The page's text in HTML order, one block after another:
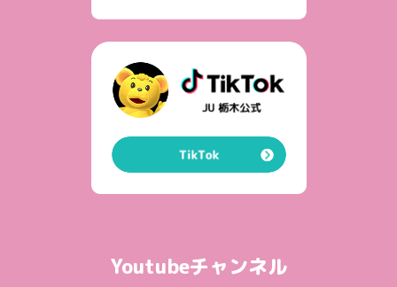
Youtubeチャンネル